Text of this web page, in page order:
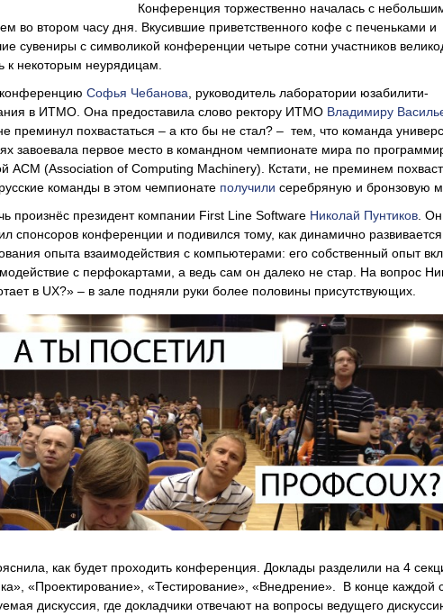
Конференция торжественно началась с
во втором часу дня. Вкусившие приветственного кофе с печеньками и
сувениры с символикой конференции четыре сотни участников
к некоторым неурядицам.
Софья Чебанова , руководитель лаборатории юзабилити-
в ИТМО. Она предоставила слово ректору ИТМО Владимиру
преминул похвастаться – а кто бы не стал? – тем, что команда
завоевала первое место в командном чемпионате мира по
АСМ (Association of Computing Machinery). Кстати, не преминем
команды в этом чемпионате получили серебряную и бронзовую
произнёс президент компании First Line Software Николай Пунтиков . Он
спонсоров конференции и подивился тому, как динамично
опыта взаимодействия с компьютерами: его собственный опыт
с перфокартами, а ведь сам он далеко не стар. На вопрос
в UX?» – в зале подняли руки более половины присутствующих.
как будет проходить конференция. Доклады разделили на 4
«Проектирование», «Тестирование», «Внедрение». В конце каждой
дискуссия, где докладчики отвечают на вопросы ведущего